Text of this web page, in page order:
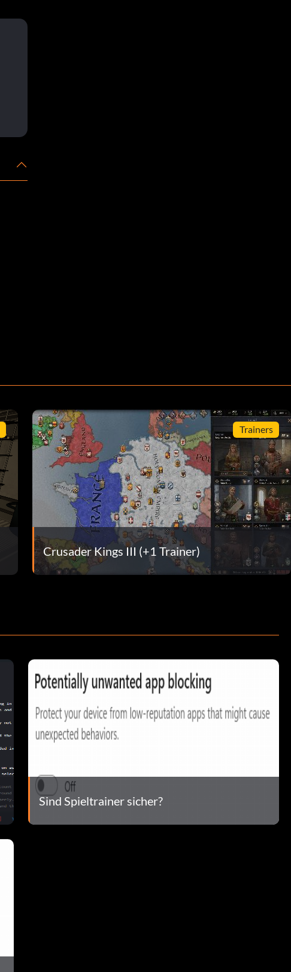
Trainers
Crusader Kings III (+1 Trainer)
Sind Spieltrainer sicher?